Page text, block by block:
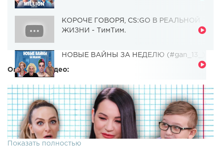
КОРОЧЕ ГОВОРЯ, CS:GO В РЕАЛЬНОЙ
ЖИЗНИ - ТимТим.
НОВЫЕ ВАЙНЫ ЗА НЕДЕЛЮ (#gan_13_)
Описание видео:
Показать полностью